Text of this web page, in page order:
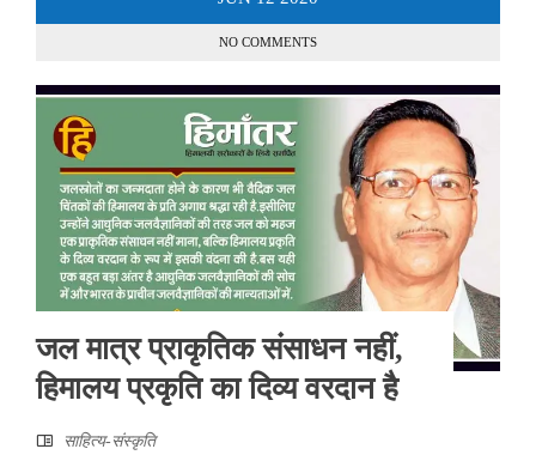
NO COMMENTS
जल मात्र प्राकृतिक संसाधन नहीं,
हिमालय प्रकृति का दिव्य वरदान है
साहित्‍य-संस्कृति